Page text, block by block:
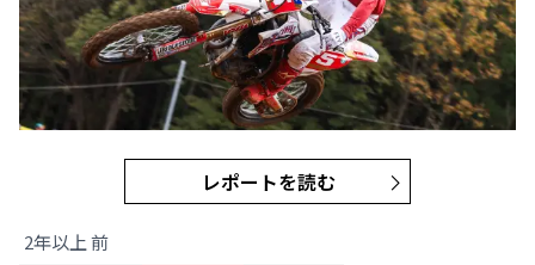
レポートを読む
2年以上 前